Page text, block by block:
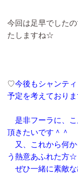
今回は足早でした
たしますね☆
♡今後もシャンテ
予定を考えておりま
是非フーラに、
頂きたいです＾＾
又、これから何か
う熱意あふれた方☆
ぜひ一緒に素敵な